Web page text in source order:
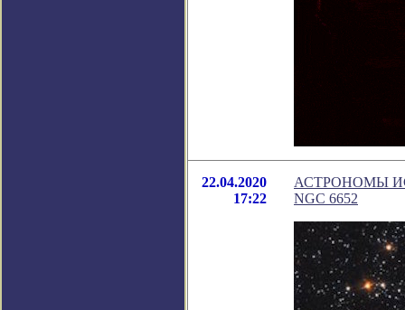
22.04.2020
17:22
АСТРОНОМЫ
NGC 6652